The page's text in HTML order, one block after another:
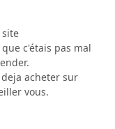
c'étais pas mal
acheter sur
vous.